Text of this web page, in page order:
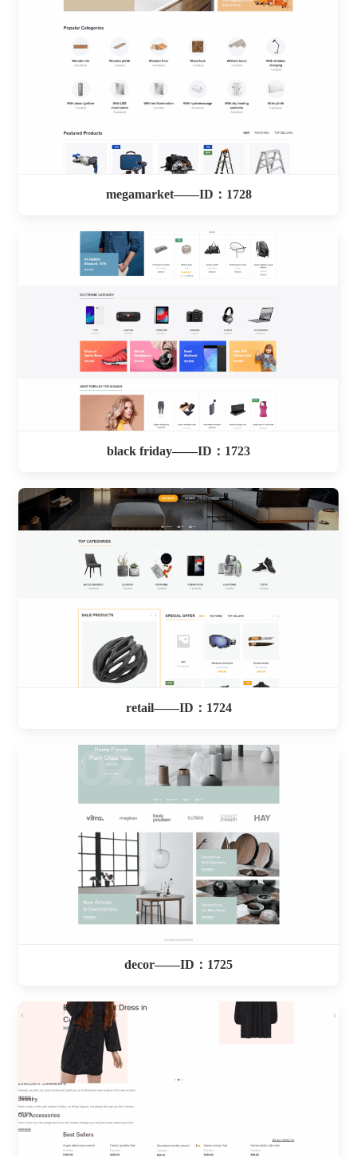
megamarket——ID：1728
black friday——ID：1723
retail——ID：1724
decor——ID：1725